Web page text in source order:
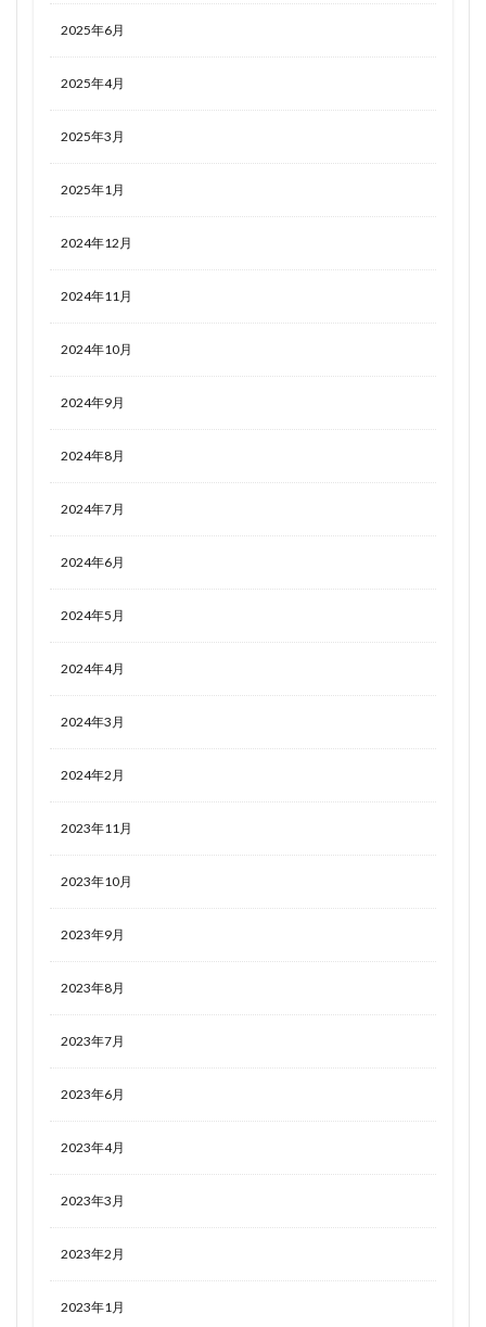
2025年6月
2025年4月
2025年3月
2025年1月
2024年12月
2024年11月
2024年10月
2024年9月
2024年8月
2024年7月
2024年6月
2024年5月
2024年4月
2024年3月
2024年2月
2023年11月
2023年10月
2023年9月
2023年8月
2023年7月
2023年6月
2023年4月
2023年3月
2023年2月
2023年1月